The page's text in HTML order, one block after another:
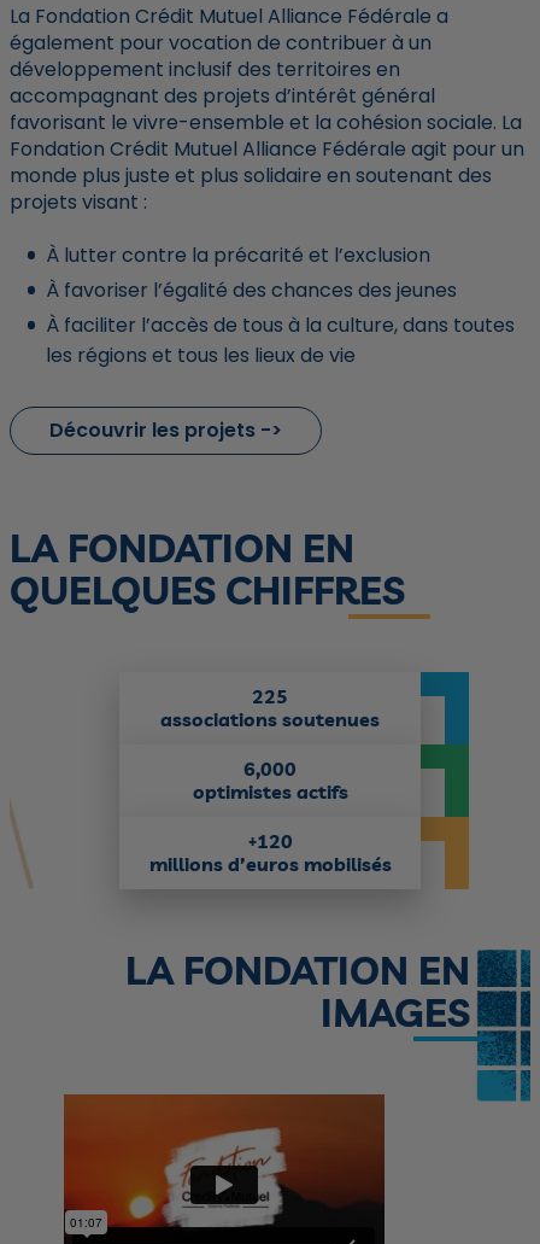
La Fondation Crédit Mutuel Alliance Fédérale a
également pour vocation de contribuer à un
développement inclusif des territoires en
accompagnant des projets d’intérêt général
favorisant le vivre-ensemble et la cohésion sociale. La
Fondation Crédit Mutuel Alliance Fédérale agit pour un
monde plus juste et plus solidaire en soutenant des
projets visant :
À lutter contre la précarité et l’exclusion
À favoriser l’égalité des chances des jeunes
À faciliter l’accès de tous à la culture, dans toutes
les régions et tous les lieux de vie
Découvrir les projets
LA FONDATION EN
QUELQUES CHIFFRES
225
associations soutenues
6,000
optimistes actifs
+120
millions d’euros mobilisés
LA FONDATION EN
IMAGES